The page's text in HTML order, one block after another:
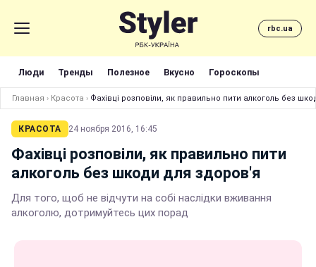
rbc.ua
Люди Тренды Полезное Вкусно Гороскопы
Главная › Красота › Фахівці розповіли, як правильно пити алкоголь без
КРАСОТА 24 ноября 2016, 16:45
Фахівці розповіли, як правильно пити
алкоголь без шкоди для здоров'я
Для того, щоб не відчути на собі наслідки вживання
алкоголю, дотримуйтесь цих порад